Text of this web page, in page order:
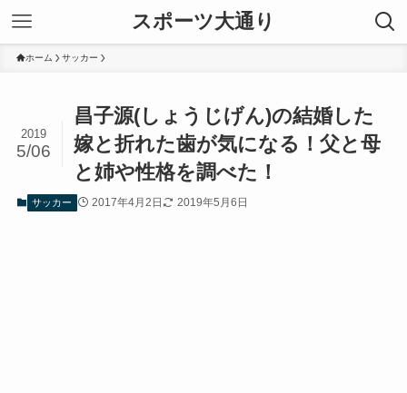
スポーツ大通り
ホーム サッカー
昌子源(しょうじげん)の結婚した
嫁と折れた歯が気になる！父と母
と姉や性格を調べた！
2019
5/06
サッカー 2017年4月2日 2019年5月6日